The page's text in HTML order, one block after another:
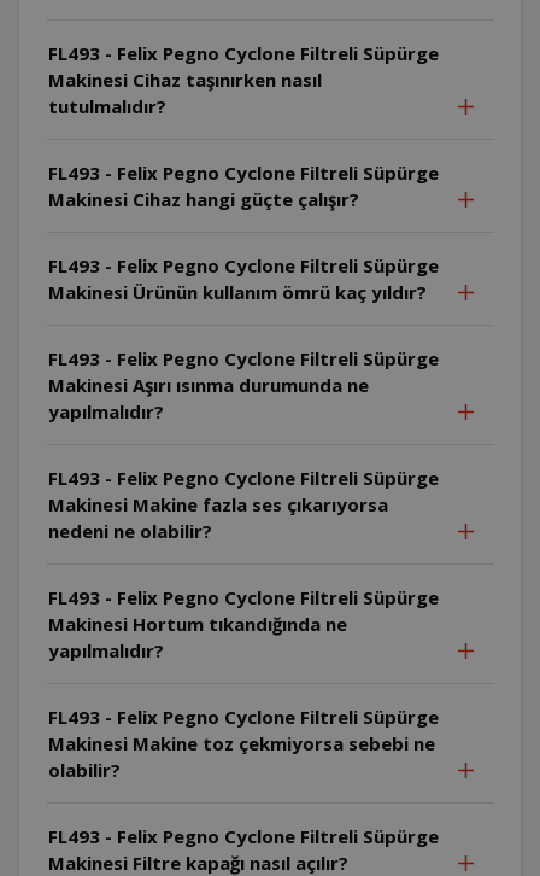
FL493 - Felix Pegno Cyclone Filtreli Süpürge
Makinesi Cihaz taşınırken nasıl
tutulmalıdır?
FL493 - Felix Pegno Cyclone Filtreli Süpürge
Makinesi Cihaz hangi güçte çalışır?
FL493 - Felix Pegno Cyclone Filtreli Süpürge
Makinesi Ürünün kullanım ömrü kaç yıldır?
FL493 - Felix Pegno Cyclone Filtreli Süpürge
Makinesi Aşırı ısınma durumunda ne
yapılmalıdır?
FL493 - Felix Pegno Cyclone Filtreli Süpürge
Makinesi Makine fazla ses çıkarıyorsa
nedeni ne olabilir?
FL493 - Felix Pegno Cyclone Filtreli Süpürge
Makinesi Hortum tıkandığında ne
yapılmalıdır?
FL493 - Felix Pegno Cyclone Filtreli Süpürge
Makinesi Makine toz çekmiyorsa sebebi ne
olabilir?
FL493 - Felix Pegno Cyclone Filtreli Süpürge
Makinesi Filtre kapağı nasıl açılır?